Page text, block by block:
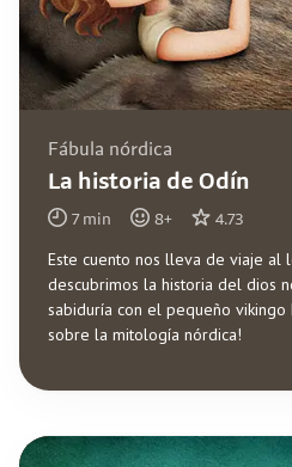
Fábula nórdica
La historia de Odín
7min 8+ 4.73
Este cuento nos lleva de viaje al
descubrimos la historia del dios
sabiduría con el pequeño vikingo
sobre la mitología nórdica!